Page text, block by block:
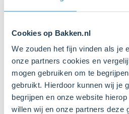
Cookies op Bakken.nl
We zouden het fijn vinden als je
onze partners cookies en
mogen gebruiken om te
gebruikt. Hierdoor kunnen wij je
begrijpen en onze website
willen wij en onze partners deze
Geitenkaas (zacht)
50 g (gram)
Peper